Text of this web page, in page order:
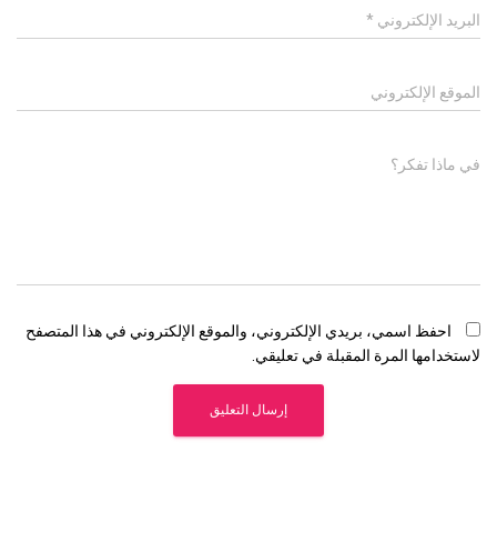
البريد الإلكتروني *
الموقع الإلكتروني
في ماذا تفكر؟
احفظ اسمي، بريدي الإلكتروني، والموقع الإلكتروني في هذا المتصفح
لاستخدامها المرة المقبلة في تعليقي.